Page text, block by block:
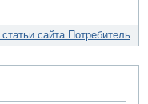
сайта Потребитель